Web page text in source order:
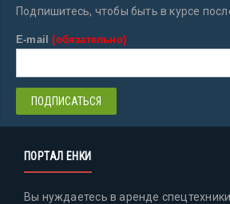
Подпишитесь, чтобы быть в курсе
E-mail(обязательно)
ПОРТАЛ ЕНКИ
Вы нуждаетесь в аренде